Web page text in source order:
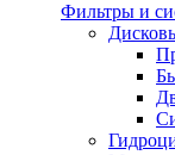
Фильтры и